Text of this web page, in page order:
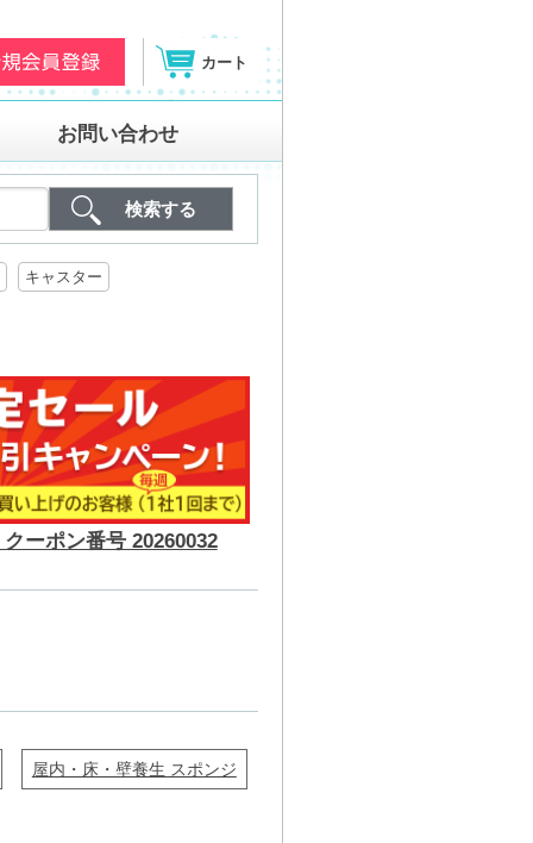
カート
お問い合わせ
キャスター
ーポン番号 20260032
屋内・床・壁養生 スポンジ